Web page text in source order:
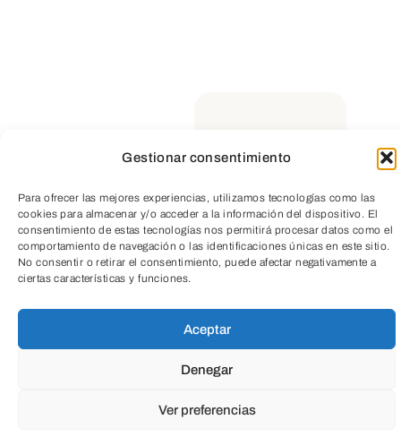
Gestionar consentimiento
Para ofrecer las mejores experiencias, utilizamos tecnologías como las
cookies para almacenar y/o acceder a la información del dispositivo. El
consentimiento de estas tecnologías nos permitirá procesar datos como el
comportamiento de navegación o las identificaciones únicas en este sitio.
No consentir o retirar el consentimiento, puede afectar negativamente a
ciertas características y funciones.
Aceptar
Denegar
Ver preferencias
TeleEntradas